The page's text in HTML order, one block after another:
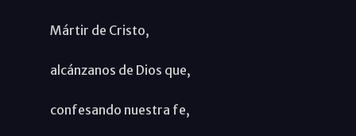
Mártir de Cristo,
alcánzanos de Dios que,
confesando nuestra fe,